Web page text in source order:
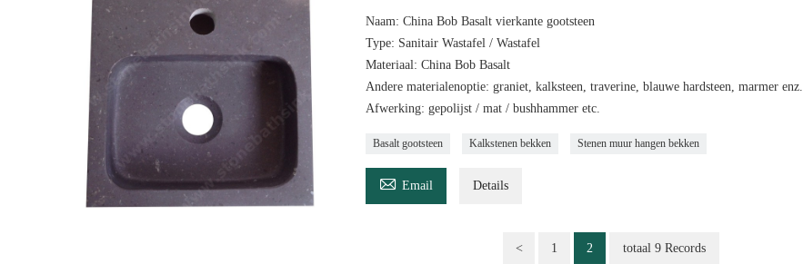
Naam: China Bob Basalt vierkante gootsteen
Type: Sanitair Wastafel / Wastafel
Materiaal: China Bob Basalt
Andere materialenoptie: graniet, kalksteen, traverine, blauwe hardsteen, marmer enz.
Afwerking: gepolijst / mat / bushhammer etc.
Basalt gootsteen Kalkstenen bekken Stenen muur hangen bekken
 Email Details
< 1 2 totaal 9 Records